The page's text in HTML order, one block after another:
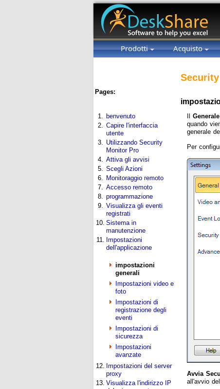
Prodotti Acquisto
Pages:
1.
benvenuto
2.
Capire l'interfaccia
utente
3.
Utilizzando Security
Monitor Pro
4.
Attiva gli avvisi
5.
Scegli Azioni
6.
Monitoraggio remoto
7.
Accesso remoto
8.
programmazione
9.
Visualizza gli eventi
registrati
10. Sistema in
manutenzione
11.
Impostazioni
dell'applicazione
impostazioni
generali
Impostazioni video e
foto
Impostazioni di
registrazione degli
eventi
Impostazioni di
sicurezza
Impostazioni
avanzate
12.
Impostazioni del server
proxy
13. Visualizza l'indirizzo IP
Il Generale
quando
generale
Per
Avvia
all'avvio